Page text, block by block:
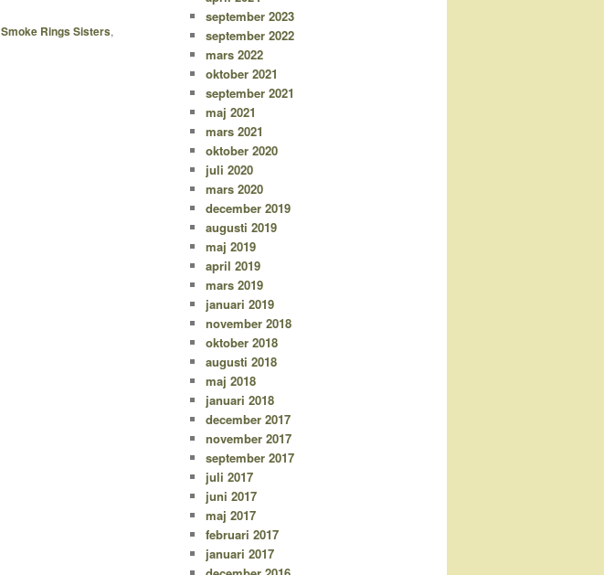
Smoke Rings Sisters,
september 2023
september 2022
mars 2022
oktober 2021
september 2021
maj 2021
mars 2021
oktober 2020
juli 2020
mars 2020
december 2019
augusti 2019
maj 2019
april 2019
mars 2019
januari 2019
november 2018
oktober 2018
augusti 2018
maj 2018
januari 2018
december 2017
november 2017
september 2017
juli 2017
juni 2017
maj 2017
februari 2017
januari 2017